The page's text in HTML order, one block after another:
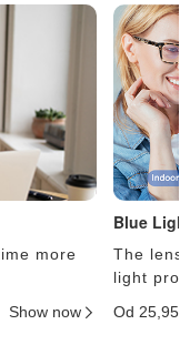
more
Show now
Blue
The
light
Od 25,95